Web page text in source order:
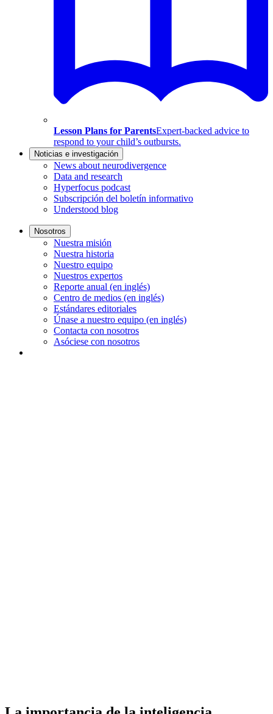
Lesson Plans for ParentsExpert-backed advice to
respond to your child’s outbursts.
Noticias e investigación
News about neurodivergence
Data and research
Hyperfocus podcast
Subscripción del boletín informativo
Understood blog
Nosotros
Nuestra misión
Nuestra historia
Nuestro equipo
Nuestros expertos
Reporte anual (en inglés)
Centro de medios (en inglés)
Estándares editoriales
Únase a nuestro equipo (en inglés)
Contacta con nosotros
Asóciese con nosotros